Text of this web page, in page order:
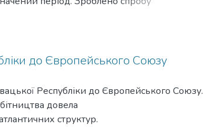
Горбачовим боротьби проти
до Європейського Союзу
Республіки до Європейського Союзу.
довела
структур.